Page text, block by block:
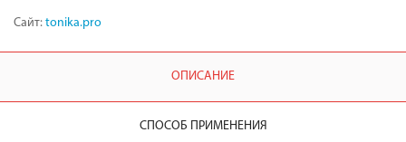
Сайт: tonika.pro
ОПИСАНИЕ
СПОСОБ ПРИМЕНЕНИЯ